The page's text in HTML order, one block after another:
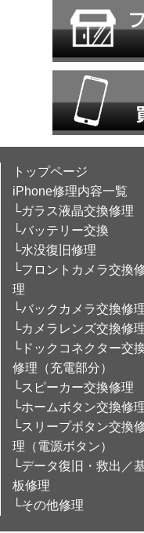
トップページ
iPhone修理内容一覧
└ガラス液晶交換修理
└バッテリー交換
└水没復旧修理
└フロントカメラ交換
理
└バックカメラ交換修
└カメラレンズ交換修
└ドックコネクター交
修理（充電部分）
└スピーカー交換修理
└ホームボタン交換修
└スリープボタン交換
理（電源ボタン）
└データ復旧・救出／
板修理
└その他修理